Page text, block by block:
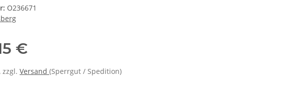
O236671
€
zzgl. Versand (Sperrgut / Spedition)